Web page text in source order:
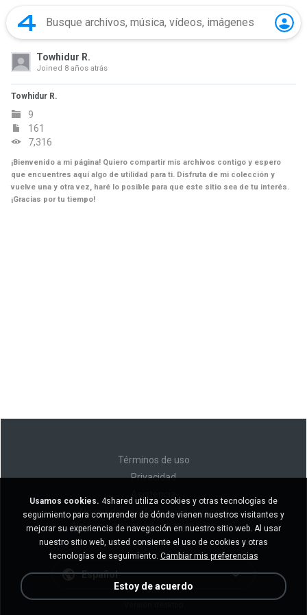
Towhidur R.
Joined 8 años atrás
Towhidur R.
9
161
7,316
¡Bienvenido a mi página! Quiero compartir mis archivos contigo y espero
que encuentres aquí algo de utilidad para ti. Disfruta de mi colección y
vuelve una y otra vez, haré lo posible para que este sitio sea de tu interés.
¡Gracias por tu tiempo!
Términos de uso
Privacidad
No venda mi información personal
No comparta mi información personal
Español
Usamos cookies. 4shared utiliza cookies y otras tecnologías de
seguimiento para comprender de dónde vienen nuestros visitantes y
mejorar su experiencia de navegación en nuestro sitio web. Al usar
nuestro sitio web, usted consiente el uso de cookies y otras
tecnologías de seguimiento. Cambiar mis preferencias
Estoy de acuerdo